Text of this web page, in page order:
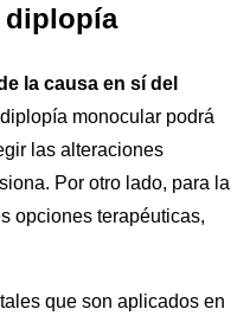
diplopía
la causa en sí del
monocular podrá
las alteraciones
Por otro lado, para la
opciones terapéuticas,
que son aplicados en